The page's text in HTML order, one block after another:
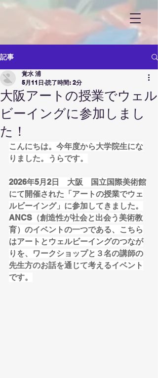
記事
大阪アートの授業でウェル
ビーイングに参加しまし
た！
覚水 浦
5月11日 読了時間: 2分
こんにちは。今年度から大学院生にな
りました。うらです。
2026年5月2日　大阪　国立国際美術館
にて開催された「アートの授業でウェ
ルビーイング」に参加してきました。
ANCS（創造性が社会と出会う美術教
育）のイベントの一つである、こちら
はアートとウェルビーイングのつなが
りを、ワークショップと３名の講師の
先生方のお話を通じて考えるイベント
です。